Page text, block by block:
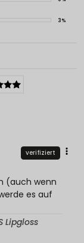
3%
verifiziert
(auch wenn
es auf
Lipgloss